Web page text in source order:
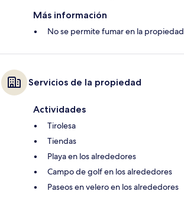
Más información
No se permite fumar en la propiedad
Servicios de la propiedad
Actividades
Tirolesa
Tiendas
Playa en los alrededores
Campo de golf en los alrededores
Paseos en velero en los alrededores